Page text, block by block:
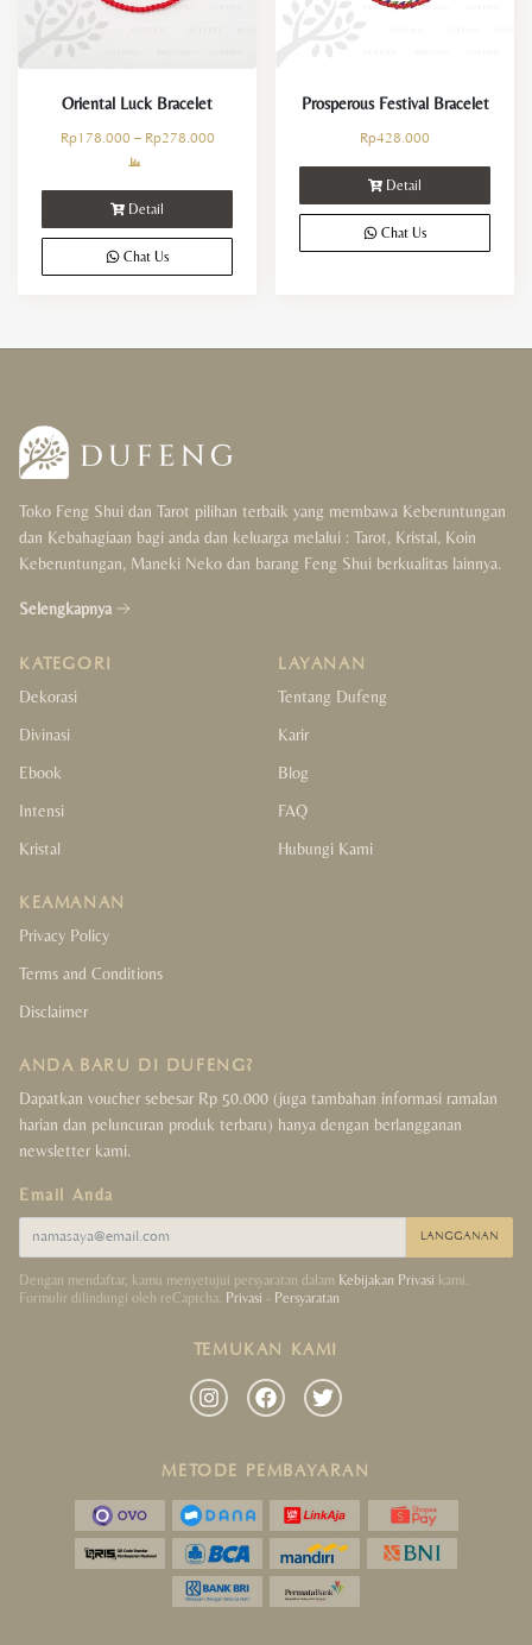
Oriental Luck Bracelet
Rp178.000 – Rp278.000
Detail
Chat Us
Prosperous Festival Bracelet
Rp428.000
Detail
Chat Us
Toko Feng Shui dan Tarot pilihan terbaik yang membawa Keberuntungan
dan Kebahagiaan bagi anda dan keluarga melalui : Tarot, Kristal, Koin
Keberuntungan, Maneki Neko dan barang Feng Shui berkualitas lainnya.
Selengkapnya
KATEGORI
Dekorasi
Divinasi
Ebook
Intensi
Kristal
LAYANAN
Tentang Dufeng
Karir
Blog
FAQ
Hubungi Kami
KEAMANAN
Privacy Policy
Terms and Conditions
Disclaimer
ANDA BARU DI DUFENG?
Dapatkan voucher sebesar Rp 50.000 (juga tambahan informasi ramalan
harian dan peluncuran produk terbaru) hanya dengan berlangganan
newsletter kami.
Email Anda
LANGGANAN
Dengan mendaftar, kamu menyetujui persyaratan dalam Kebijakan Privasi kami.
Formulir dilindungi oleh reCaptcha. Privasi - Persyaratan
TEMUKAN KAMI
METODE PEMBAYARAN